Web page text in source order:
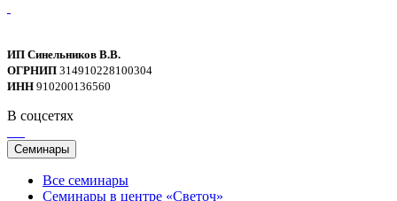
ИП Синельников В.В.
ОГРНИП 314910228100304
ИНН 910200136560
В соцсетях
Семинары
Все семинары
Семинары в центре «Светоч»